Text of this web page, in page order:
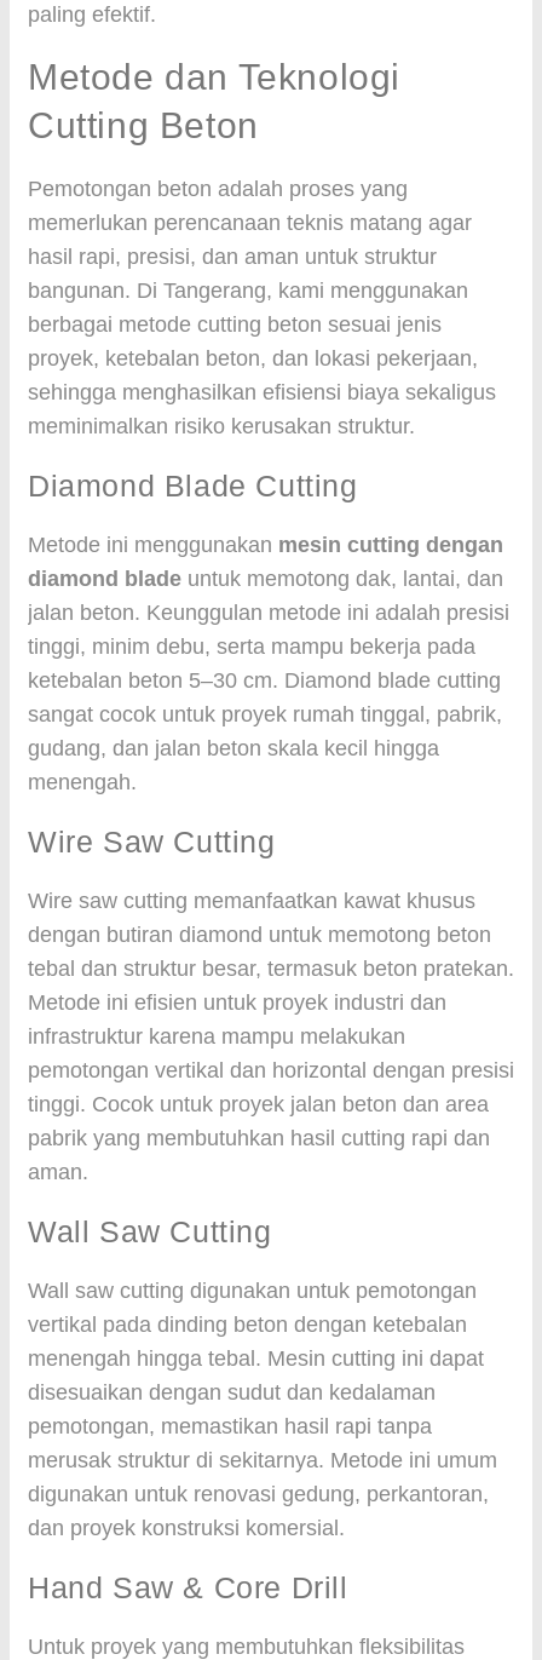
paling efektif.
Metode dan Teknologi
Cutting Beton
Pemotongan beton adalah proses yang
memerlukan perencanaan teknis matang agar
hasil rapi, presisi, dan aman untuk struktur
bangunan. Di Tangerang, kami menggunakan
berbagai metode cutting beton sesuai jenis
proyek, ketebalan beton, dan lokasi pekerjaan,
sehingga menghasilkan efisiensi biaya sekaligus
meminimalkan risiko kerusakan struktur.
Diamond Blade Cutting
Metode ini menggunakan mesin cutting dengan
diamond blade untuk memotong dak, lantai, dan
jalan beton. Keunggulan metode ini adalah presisi
tinggi, minim debu, serta mampu bekerja pada
ketebalan beton 5–30 cm. Diamond blade cutting
sangat cocok untuk proyek rumah tinggal, pabrik,
gudang, dan jalan beton skala kecil hingga
menengah.
Wire Saw Cutting
Wire saw cutting memanfaatkan kawat khusus
dengan butiran diamond untuk memotong beton
tebal dan struktur besar, termasuk beton pratekan.
Metode ini efisien untuk proyek industri dan
infrastruktur karena mampu melakukan
pemotongan vertikal dan horizontal dengan presisi
tinggi. Cocok untuk proyek jalan beton dan area
pabrik yang membutuhkan hasil cutting rapi dan
aman.
Wall Saw Cutting
Wall saw cutting digunakan untuk pemotongan
vertikal pada dinding beton dengan ketebalan
menengah hingga tebal. Mesin cutting ini dapat
disesuaikan dengan sudut dan kedalaman
pemotongan, memastikan hasil rapi tanpa
merusak struktur di sekitarnya. Metode ini umum
digunakan untuk renovasi gedung, perkantoran,
dan proyek konstruksi komersial.
Hand Saw & Core Drill
Untuk proyek yang membutuhkan fleksibilitas